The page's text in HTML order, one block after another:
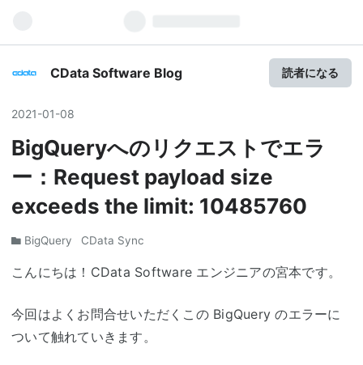
CData Software Blog 読者になる
2021-01-08
BigQueryへのリクエストでエラ
ー：Request payload size
exceeds the limit: 10485760
BigQuery CData Sync
こんにちは！CData Software エンジニアの宮本です。
今回はよくお問合せいただくこの BigQuery のエラーに
ついて触れていきます。